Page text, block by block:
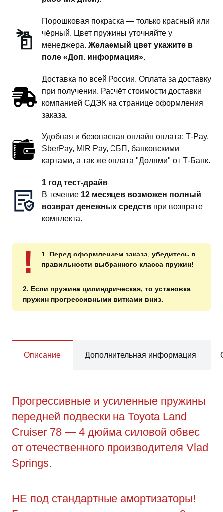
Порошковая покраска — только красный или
чёрный. Цвет пружины уточняйте у
менеджера. Желаемый цвет укажите в
поле «Доп. информация».
Доставка по всей России. Оплата за доставку
при получении. Расчёт стоимости доставки
компанией СДЭК на странице оформления
заказа.
Удобная и безопасная онлайн оплата: T‑Pay,
SberPay, MIR Pay, СБП, банковскими
картами, а так же оплата "Долями" от Т-Банк.
1 год тест-драйв
В течение 12 месяцев возможен полный
возврат денежных средств при возврате
комплекта.
!
1. Перед оформлением заказа, убедитесь в
правильности выбранного класса пружин!
2. Если пружина цилиндрическая, то установка
пружин прогрессивными витками вниз.
Описание Дополнительная информация
Прогрессивные и усиленные пружины
передней подвески на Toyota Land
Cruiser 78 — 4 дюйма силовой обвес
от отечественного производителя Vlad
Springs.
НЕ под стандартные амортизаторы!